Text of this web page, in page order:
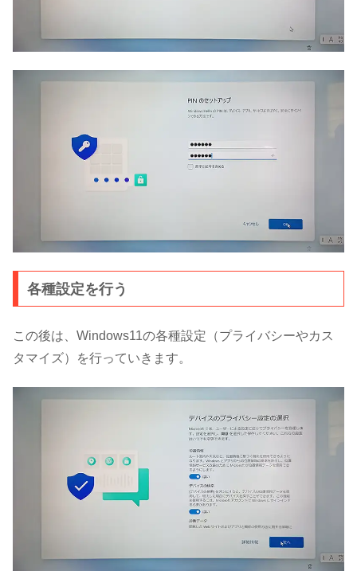
各種設定を行う
この後は、Windows11の各種設定（プライバシーやカス
タマイズ）を行っていきます。